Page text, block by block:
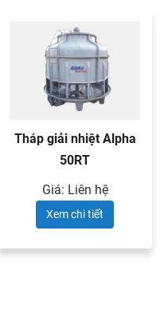
Tháp giải nhiệt Alpha
50RT
Giá: Liên hệ
Xem chi tiết